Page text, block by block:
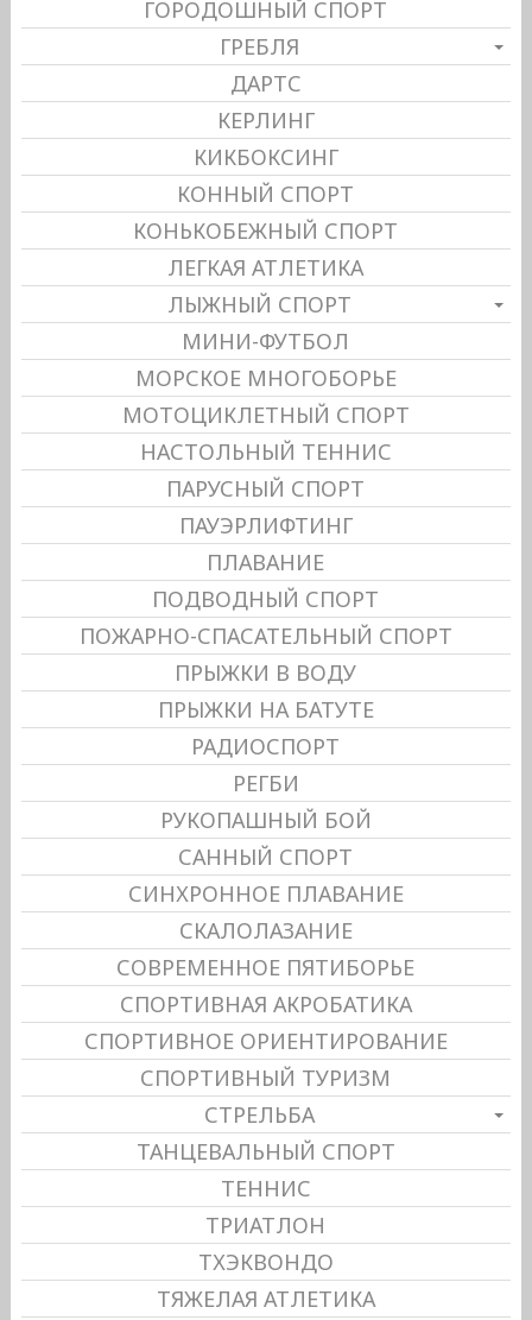
ГОРОДОШНЫЙ СПОРТ
ГРЕБЛЯ
ДАРТС
КЕРЛИНГ
КИКБОКСИНГ
КОННЫЙ СПОРТ
КОНЬКОБЕЖНЫЙ СПОРТ
ЛЕГКАЯ АТЛЕТИКА
ЛЫЖНЫЙ СПОРТ
МИНИ-ФУТБОЛ
МОРСКОЕ МНОГОБОРЬЕ
МОТОЦИКЛЕТНЫЙ СПОРТ
НАСТОЛЬНЫЙ ТЕННИС
ПАРУСНЫЙ СПОРТ
ПАУЭРЛИФТИНГ
ПЛАВАНИЕ
ПОДВОДНЫЙ СПОРТ
ПОЖАРНО-СПАСАТЕЛЬНЫЙ СПОРТ
ПРЫЖКИ В ВОДУ
ПРЫЖКИ НА БАТУТЕ
РАДИОСПОРТ
РЕГБИ
РУКОПАШНЫЙ БОЙ
САННЫЙ СПОРТ
СИНХРОННОЕ ПЛАВАНИЕ
СКАЛОЛАЗАНИЕ
СОВРЕМЕННОЕ ПЯТИБОРЬЕ
СПОРТИВНАЯ АКРОБАТИКА
СПОРТИВНОЕ ОРИЕНТИРОВАНИЕ
СПОРТИВНЫЙ ТУРИЗМ
СТРЕЛЬБА
ТАНЦЕВАЛЬНЫЙ СПОРТ
ТЕННИС
ТРИАТЛОН
ТХЭКВОНДО
ТЯЖЕЛАЯ АТЛЕТИКА